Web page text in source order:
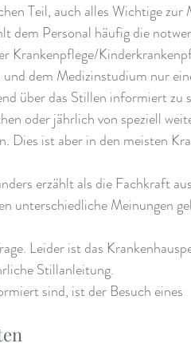
Teil, auch alles Wichtige
dem Personal häufig die
Krankenpflege/
dem Medizinstudium nur
über das Stillen informiert zu
oder jährlich von speziell
Dies ist aber in den meisten
erzählt als die Fachkraft
unterschiedliche Meinungen
Leider ist das
Stillanleitung.
sind, ist der Besuch eines